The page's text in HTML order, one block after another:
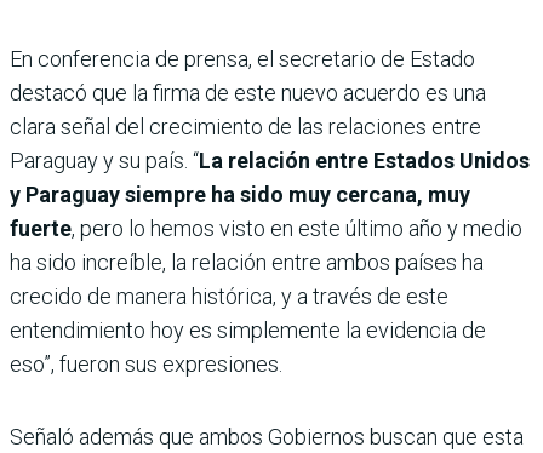
En conferencia de prensa, el secretario de Estado
destacó que la firma de este nuevo acuerdo es una
clara señal del crecimiento de las relaciones entre
Paraguay y su país. “La relación entre Estados Unidos
y Paraguay siempre ha sido muy cercana, muy
fuerte, pero lo hemos visto en este último año y medio
ha sido increíble, la relación entre ambos países ha
crecido de manera histórica, y a través de este
entendimiento hoy es simplemente la evidencia de
eso”, fueron sus expresiones.
Señaló además que ambos Gobiernos buscan que esta